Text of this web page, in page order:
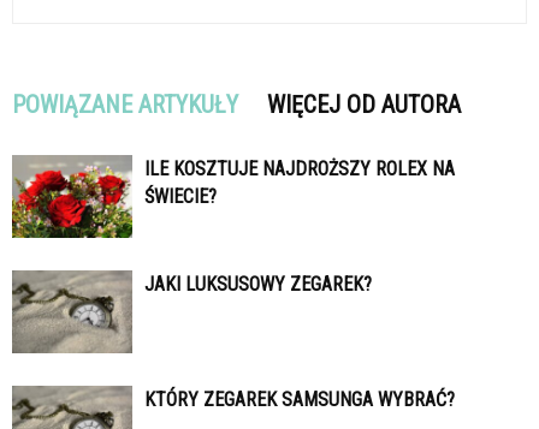
POWIĄZANE ARTYKUŁY WIĘCEJ OD AUTORA
ILE KOSZTUJE NAJDROŻSZY ROLEX NA
ŚWIECIE?
JAKI LUKSUSOWY ZEGAREK?
KTÓRY ZEGAREK SAMSUNGA WYBRAĆ?